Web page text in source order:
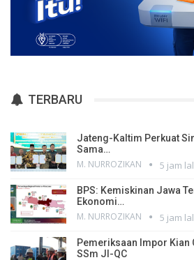
TERBARU
Jateng-Kaltim Perkuat
Sama…
M. NURROZIKAN 5 jam
BPS: Kemiskinan Jawa
Ekonomi…
M. NURROZIKAN 5 jam
Pemeriksaan Impor Kian
SSm JI-QC